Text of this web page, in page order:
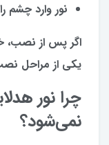
نور وارد چشم
اگر پس از نصب،
یکی از مراحل
چرا نور
نمی‌شود؟